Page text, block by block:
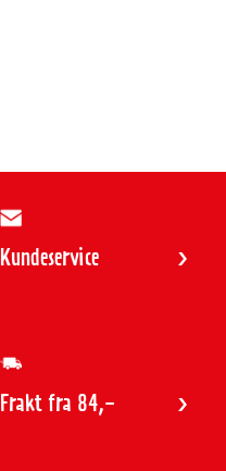
Kundeservice
Frakt fra 84,-